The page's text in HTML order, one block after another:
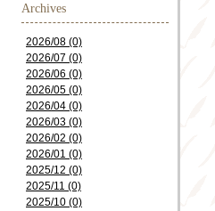
Archives
2026/08 (0)
2026/07 (0)
2026/06 (0)
2026/05 (0)
2026/04 (0)
2026/03 (0)
2026/02 (0)
2026/01 (0)
2025/12 (0)
2025/11 (0)
2025/10 (0)